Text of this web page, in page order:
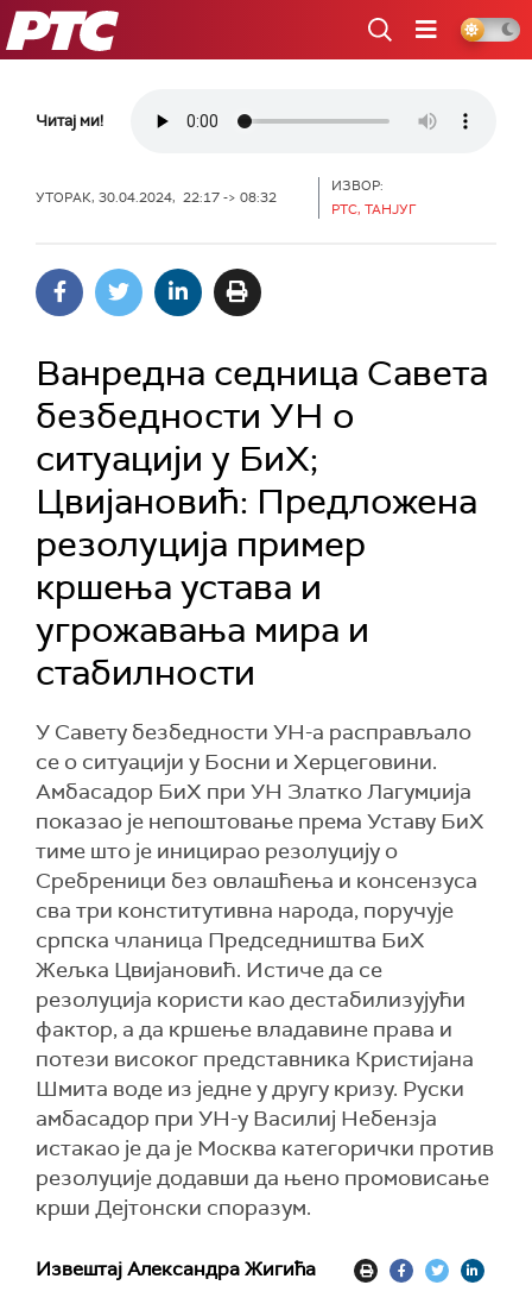
РТС
Читај ми!
УТОРАК, 30.04.2024, 22:17 -> 08:32
ИЗВОР:
РТС, ТАНЈУГ
Ванредна седница Савета
безбедности УН о
ситуацији у БиХ;
Цвијановић: Предложена
резолуција пример
кршења устава и
угрожавања мира и
стабилности
У Савету безбедности УН-а расправљало
се о ситуацији у Босни и Херцеговини.
Амбасадор БиХ при УН Златко Лагумџија
показао је непоштовање према Уставу БиХ
тиме што је иницирао резолуцију о
Сребреници без овлашћења и консензуса
сва три конститутивна народа, поручује
српска чланица Председништва БиХ
Жељка Цвијановић. Истиче да се
резолуција користи као дестабилизујући
фактор, а да кршење владавине права и
потези високог представника Кристијана
Шмита воде из једне у другу кризу. Руски
амбасадор при УН-у Василиј Небензја
истакао је да је Москва категорички против
резолуције додавши да њено промовисање
крши Дејтонски споразум.
Извештај Александра Жигића